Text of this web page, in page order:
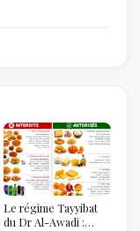
Le régime Tayyibat
du Dr Al-Awadi :